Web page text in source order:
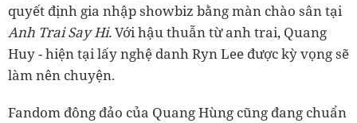
quyết định gia nhập showbiz bằng màn chào sân tại
Anh Trai Say Hi.Với hậu thuẫn từ anh trai, Quang
Huy - hiện tại lấy nghệ danh Ryn Lee được kỳ vọng sẽ
làm nên chuyện.
Fandom đông đảo của Quang Hùng cũng đang chuẩn